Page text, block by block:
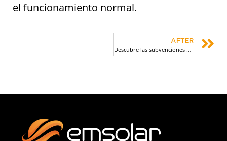
el funcionamiento normal.
AFTER
Descubre las subvenciones para las instalaciones de energías renovables y si puedes solicitarlas.